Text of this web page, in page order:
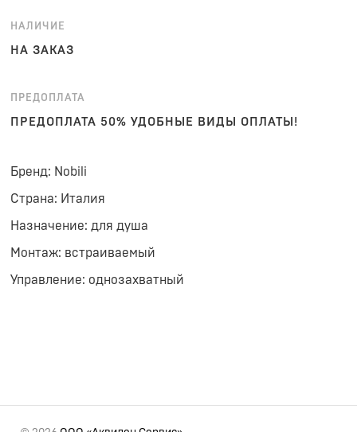
НАЛИЧИЕ
НА ЗАКАЗ
ПРЕДОПЛАТА
ПРЕДОПЛАТА 50% УДОБНЫЕ ВИДЫ ОПЛАТЫ!
Бренд: Nobili
Страна: Италия
Назначение: для душа
Монтаж: встраиваемый
Управление: однозахватный